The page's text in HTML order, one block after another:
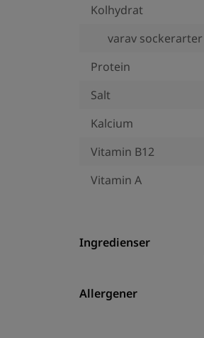
Kolhydrat
varav sockerarter
Protein
Salt
Kalcium
Vitamin B12
Vitamin A
Ingredienser
Allergener